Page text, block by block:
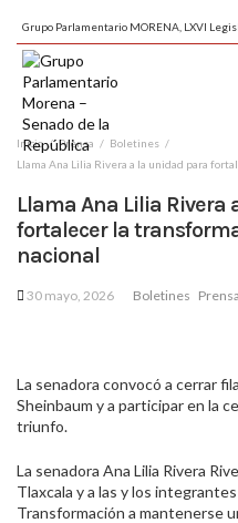
Grupo Parlamentario MORENA, LXVI
Inicio Prensa
Boletines
Llama Ana Lilia Rivera a la unidad para
Llama Ana Lilia Rivera
fortalecer la
nacional
30 mayo, 2026 Boletines Prensa
La senadora convocó a cerrar
Sheinbaum y a participar en la
triunfo.
La senadora Ana Lilia Rivera
Tlaxcala y a las y los
Transformación a mantenerse